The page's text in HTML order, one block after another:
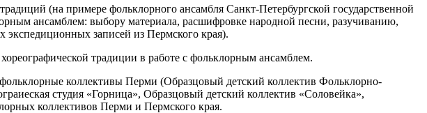
(на примере фольклорного ансамбля Санкт-Петербургской государственной
ансамблем: выбору материала, расшифровке народной песни, разучиванию,
экспедиционных записей из Пермского края).
традиции в работе с фольклорным ансамблем.
коллективы Перми (Образцовый детский коллектив Фольклорно-
студия «Горница», Образцовый детский коллектив «Соловейка»,
коллективов Перми и Пермского края.